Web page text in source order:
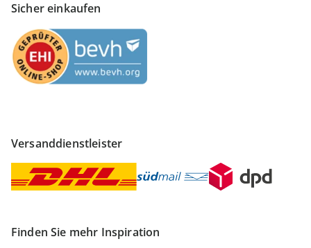
Sicher einkaufen
Versanddienstleister
Finden Sie mehr Inspiration